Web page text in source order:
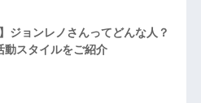
ジョンレノさんってどんな人？
動スタイルをご紹介